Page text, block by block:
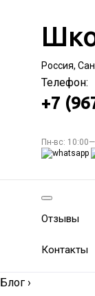
Россия,
Телефон:
+7
Пн-вс:
Отзывы
Контакты
Блог ›